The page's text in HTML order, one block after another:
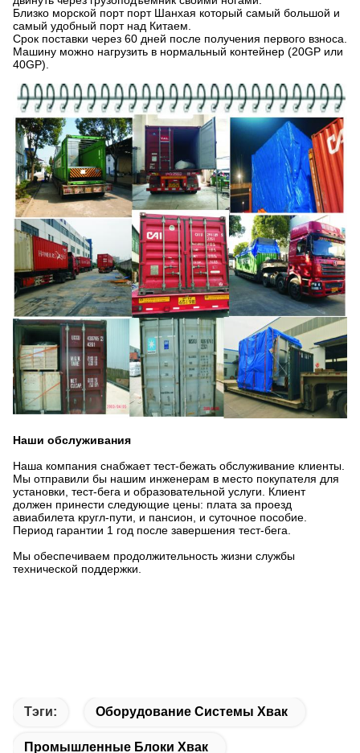
Близко морской порт порт Шанхая который самый большой и
самый удобный порт над Китаем.
Срок поставки через 60 дней после получения первого взноса.
Машину можно нагрузить в нормальный контейнер (20GP или
40GP).
Наши обслуживания
Наша компания снабжает тест-бежать обслуживание клиенты.
Мы отправили бы нашим инженерам в место покупателя для
установки, тест-бега и образовательной услуги. Клиент
должен принести следующие цены: плата за проезд
авиабилета кругл-пути, и пансион, и суточное пособие.
Период гарантии 1 год после завершения тест-бега.
Мы обеспечиваем продолжительность жизни службы
технической поддержки.
Тэги: Оборудование Системы Хвак
Промышленные Блоки Хвак